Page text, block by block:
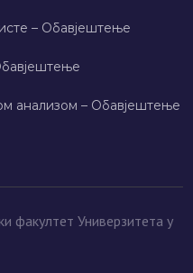
– Обавјештење
анализом – Обавјештење
факултет Универзитета у